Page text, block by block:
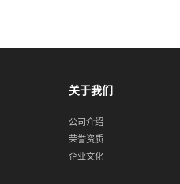
关于我们
公司介绍
荣誉资质
企业文化